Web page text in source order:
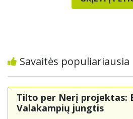
Savaitės populiariausia
Tilto per Nerį projektas:
Valakampių jungtis